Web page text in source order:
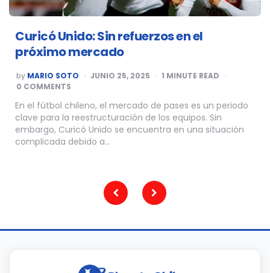
Curicó Unido: Sin refuerzos en el
próximo mercado
POSTED
BY
by MARIO SOTO JUNIO 25, 2025 1 MINUTE READ
0 COMMENTS
En el fútbol chileno, el mercado de pases es un periodo
clave para la reestructuración de los equipos. Sin
embargo, Curicó Unido se encuentra en una situación
complicada debido a…